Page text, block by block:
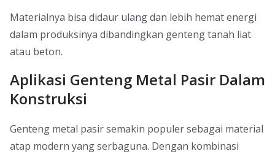
Materialnya bisa didaur ulang dan lebih hemat energi
dalam produksinya dibandingkan genteng tanah liat
atau beton.
Aplikasi Genteng Metal Pasir Dalam
Konstruksi
Genteng metal pasir semakin populer sebagai material
atap modern yang serbaguna. Dengan kombinasi